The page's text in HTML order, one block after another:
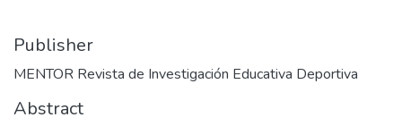
Publisher
MENTOR Revista de Investigación Educativa Deportiva
Abstract